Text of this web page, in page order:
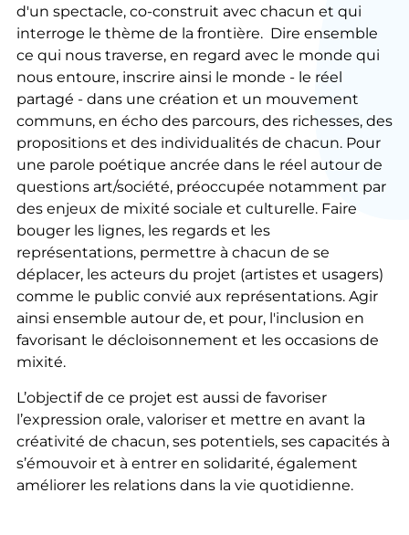
d'un spectacle, co-construit avec chacun et qui
interroge le thème de la frontière. Dire ensemble
ce qui nous traverse, en regard avec le monde qui
nous entoure, inscrire ainsi le monde - le réel
partagé - dans une création et un mouvement
communs, en écho des parcours, des richesses, des
propositions et des individualités de chacun. Pour
une parole poétique ancrée dans le réel autour de
questions art/société, préoccupée notamment par
des enjeux de mixité sociale et culturelle. Faire
bouger les lignes, les regards et les
représentations, permettre à chacun de se
déplacer, les acteurs du projet (artistes et usagers)
comme le public convié aux représentations. Agir
ainsi ensemble autour de, et pour, l'inclusion en
favorisant le décloisonnement et les occasions de
mixité.
L’objectif de ce projet est aussi de favoriser
l’expression orale, valoriser et mettre en avant la
créativité de chacun, ses potentiels, ses capacités à
s’émouvoir et à entrer en solidarité, également
améliorer les relations dans la vie quotidienne.